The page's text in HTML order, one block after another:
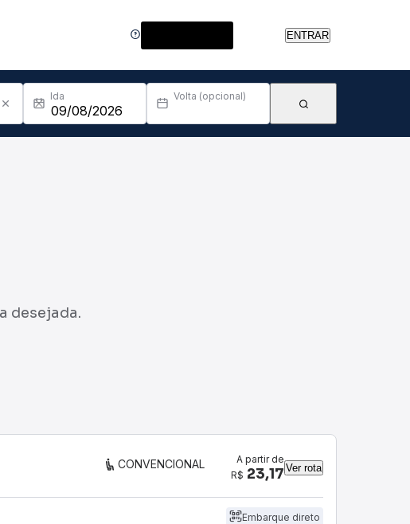
ENTRAR
Ida Volta (opcional)
desejada.
CONVENCIONAL
A partir de
R$ 23,17 Ver rota
Embarque direto